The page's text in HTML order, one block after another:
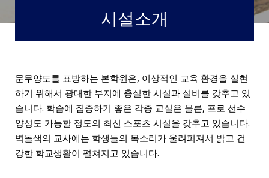
시설소개
문무양도를 표방하는 본학원은, 이상적인 교육 환경을 실현
하기 위해서 광대한 부지에 충실한 시설과 설비를 갖추고 있
습니다. 학습에 집중하기 좋은 각종 교실은 물론, 프로 선수
양성도 가능할 정도의 최신 스포츠 시설을 갖추고 있습니다.
벽돌색의 교사에는 학생들의 목소리가 울려퍼져서 밝고 건
강한 학교생활이 펼쳐지고 있습니다.